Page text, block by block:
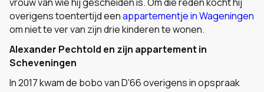
overigens toentertijd eenappartementje in Wageningen
om niet te ver van zijn drie kinderen te wonen.
Alexander Pechtold en zijn appartement in
Scheveningen
In 2017 kwam de bobo van D'66 overigens in opspraak